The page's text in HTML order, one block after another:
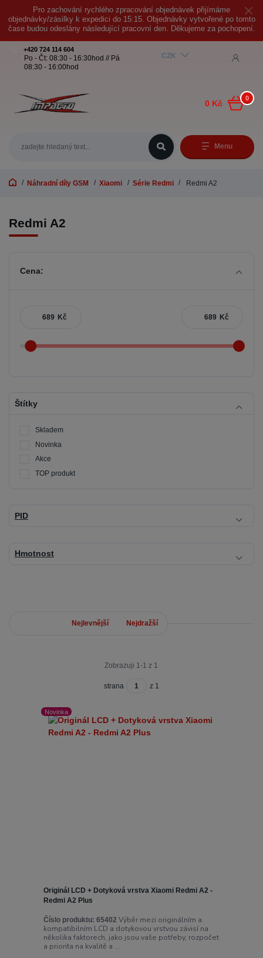
Pro zachování rychlého zpracování objednávek přijímáme
objednávky/zásilky k expedici do 15:15. Objednávky vytvořené po tomto
čase budou odeslány následující pracovní den. Děkujeme za pochopení.
Menu
CZK
+420 724 114 604
Po - Čt: 08:30 - 16:30hod // Pá
08:30 - 16:00hod
0
0 Kč
Náhradní díly GSM Xiaomi Série Redmi Redmi A2
Redmi A2
Cena:
Kč Kč
Štítky
Skladem
Novinka
Akce
TOP produkt
PID
Hmotnost
Nejlevnější Nejdražší
Zobrazuji 1-1 z 1
strana z 1
Novinka
Originál LCD + Dotyková vrstva Xiaomi Redmi A2 -
Redmi A2 Plus
Číslo produktu: 65402 Výběr mezi originálním a
kompatibilním LCD a dotykovou vrstvou závisí na
několika faktorech, jako jsou vaše potřeby, rozpočet
a priorita na kvalitě a ...